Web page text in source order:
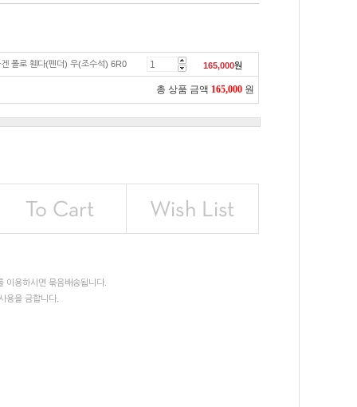
폴로 휀다(펜더) 우(조수석) 6R0 165,000원
총 상품 금액 165,000 원
이용하시면 묶음배송됩니다.
용을 금합니다.